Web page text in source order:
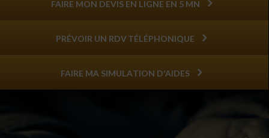
FAIRE MON DEVIS EN LIGNE EN 5 MN
PRÉVOIR UN RDV TÉLÉPHONIQUE
FAIRE MA SIMULATION D'AIDES